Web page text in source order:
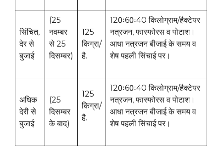
सिंचित,
देर से
बुजाई
(25
नवम्बर
से 25
दिसम्बर)
125
किग्रा/
है.
120ः60ः40 किलोग्राम/हैक्टेयर
नत्रजन, फास्फोरस व पोटाश।
आधा नत्रजन बीजाई के समय व
शेष पहली सिंचाई पर।
अधिक
देरी से
बुजाई
(25
दिसम्बर
के बाद)
125
किग्रा/
है.
120ः60ः40 किलोग्राम/हैक्टेयर
नत्रजन, फास्फोरस व पोटाश।
आधा नत्रजन बीजाई के समय व
शेष पहली सिंचाई पर।